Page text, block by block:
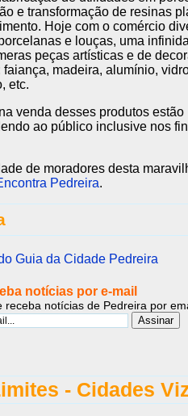
e transformação de resinas
Hoje com o comércio
e louças, uma
peças artísticas e de
madeira, alumínio,
etc.
venda desses produtos estão
ao público inclusive nos
de moradores desta
Pedreira.
notícias por e-mail
receba notícias de Pedreira por
- Cidades